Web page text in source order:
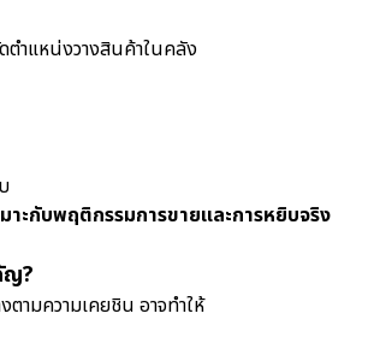
ตำแหน่งวางสินค้าในคลัง
าะกับพฤติกรรมการขายและการหยิบจริง
ญ?
ามความเคยชิน อาจทำให้